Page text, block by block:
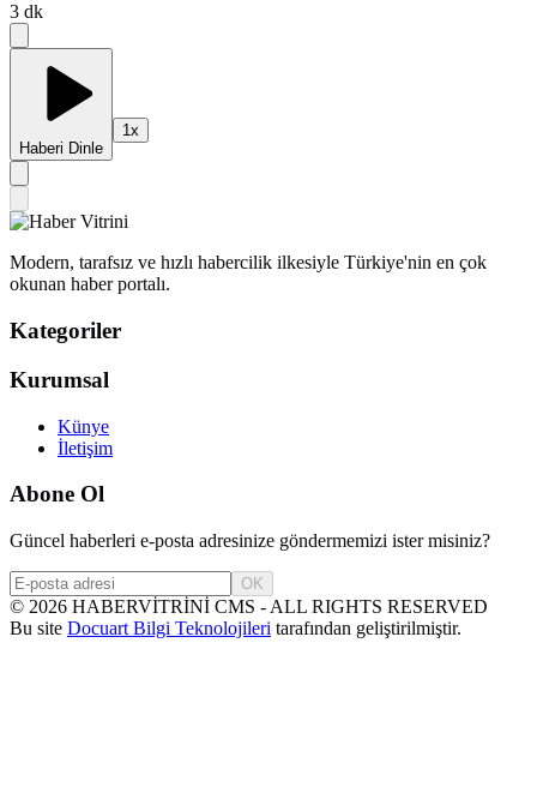
3 dk
Haberi Dinle
1x
Modern, tarafsız ve hızlı habercilik ilkesiyle Türkiye'nin en çok
okunan haber portalı.
Kategoriler
Kurumsal
Künye
İletişim
Abone Ol
Güncel haberleri e-posta adresinize göndermemizi ister misiniz?
OK
© 2026 HABERVİTRİNİ CMS - ALL RIGHTS RESERVED
Bu site Docuart Bilgi Teknolojileri tarafından geliştirilmiştir.